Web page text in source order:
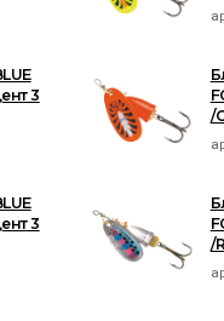
3
/
3
/